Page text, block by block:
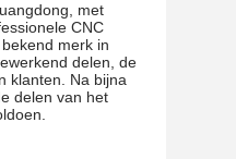
met
CNC
merk in
delen, de
klanten. Na bijna
delen van het